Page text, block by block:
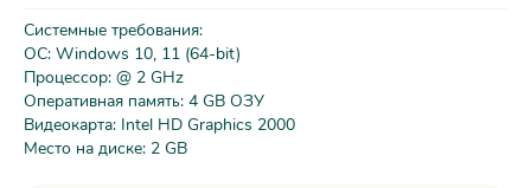
Системные требования:
ОС: Windows 10, 11 (64-bit)
Процессор: @ 2 GHz
Оперативная память: 4 GB ОЗУ
Видеокарта: Intel HD Graphics 2000
Место на диске: 2 GB